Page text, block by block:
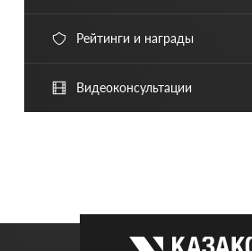
Рейтинги и награды
Видеоконсультации